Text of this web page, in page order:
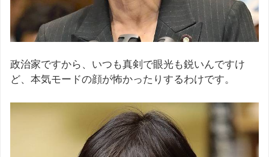
政治家ですから、いつも真剣で眼光も鋭いんですけ
ど、本気モードの顔が怖かったりするわけです。